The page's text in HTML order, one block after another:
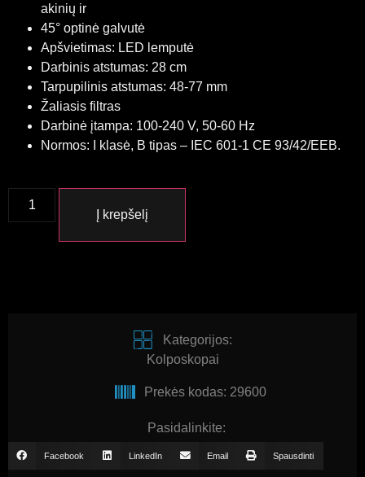
akinių ir
45° optinė galvutė
Apšvietimas: LED lemputė
Darbinis atstumas: 28 cm
Tarpupilinis atstumas: 48-77 mm
Žaliasis filtras
Darbinė įtampa: 100-240 V, 50-60 Hz
Normos: I klasė, B tipas – IEC 601-1 CE 93/42/EEB.
Į krepšelį
Kategorijos:
Kolposkopai
Prekės kodas: 29600
Pasidalinkite:
Facebook LinkedIn Email Spausdinti